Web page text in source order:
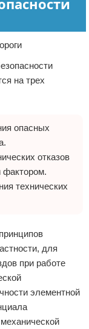
на трех
опасных
отказов
фактором.
технических
для
при работе
элементной